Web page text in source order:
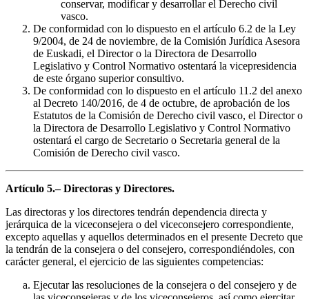
conservar, modificar y desarrollar el Derecho civil
vasco.
De conformidad con lo dispuesto en el artículo 6.2 de la Ley
9/2004, de 24 de noviembre, de la Comisión Jurídica Asesora
de Euskadi, el Director o la Directora de Desarrollo
Legislativo y Control Normativo ostentará la vicepresidencia
de este órgano superior consultivo.
De conformidad con lo dispuesto en el artículo 11.2 del anexo
al Decreto 140/2016, de 4 de octubre, de aprobación de los
Estatutos de la Comisión de Derecho civil vasco, el Director o
la Directora de Desarrollo Legislativo y Control Normativo
ostentará el cargo de Secretario o Secretaria general de la
Comisión de Derecho civil vasco.
Artículo 5.– Directoras y Directores.
Las directoras y los directores tendrán dependencia directa y
jerárquica de la viceconsejera o del viceconsejero correspondiente,
excepto aquellas y aquellos determinados en el presente Decreto que
la tendrán de la consejera o del consejero, correspondiéndoles, con
carácter general, el ejercicio de las siguientes competencias:
Ejecutar las resoluciones de la consejera o del consejero y de